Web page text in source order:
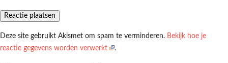
Deze site gebruikt Akismet om spam te verminderen. Bekijk hoe je
reactie gegevens worden verwerkt
.